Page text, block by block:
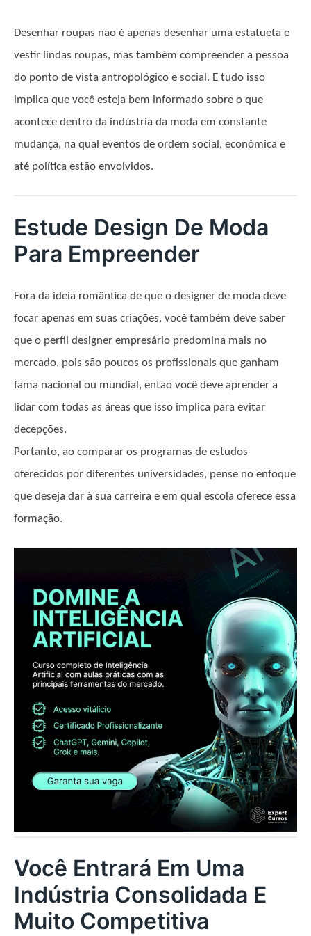
Desenhar roupas não é apenas desenhar uma estatueta e
vestir lindas roupas, mas também compreender a pessoa
do ponto de vista antropológico e social. E tudo isso
implica que você esteja bem informado sobre o que
acontece dentro da indústria da moda em constante
mudança, na qual eventos de ordem social, econômica e
até política estão envolvidos.
Estude Design De Moda
Para Empreender
Fora da ideia romântica de que o designer de moda deve
focar apenas em suas criações, você também deve saber
que o perfil designer empresário predomina mais no
mercado, pois são poucos os profissionais que ganham
fama nacional ou mundial, então você deve aprender a
lidar com todas as áreas que isso implica para evitar
decepções.
Portanto, ao comparar os programas de estudos
oferecidos por diferentes universidades, pense no enfoque
que deseja dar à sua carreira e em qual escola oferece essa
formação.
Você Entrará Em Uma
Indústria Consolidada E
Muito Competitiva